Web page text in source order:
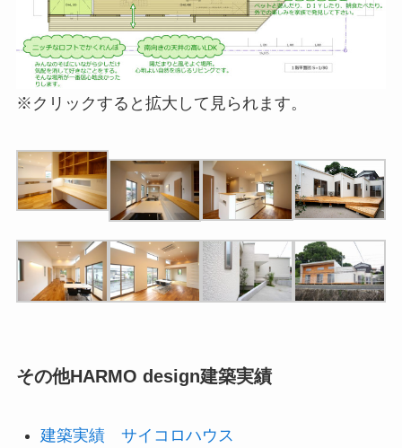
※クリックすると拡大して見られます。
その他HARMO design建築実績
建築実績 サイコロハウス